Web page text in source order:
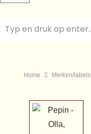
Home Merken/labels